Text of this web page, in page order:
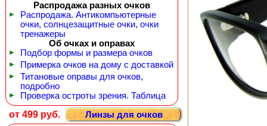
Распродажа разных очков
►
Распродажа. Антикомпьютерные
очки, солнцезащитные очки, очки
тренажеры
Об очках и оправах
► Подбор формы и размера очков
► Примерка очков на дому с доставкой
►
Титановые оправы для очков,
подробно
► Проверка остроты зрения. Таблица
от 499 руб.
Линзы для очков